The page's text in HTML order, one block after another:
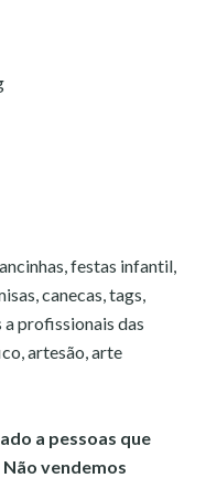
festas infantil,
canecas, tags,
profissionais das
artesão, arte
a pessoas que
vendemos